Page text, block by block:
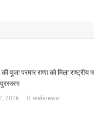
पूजा परमार राणा को मिला राष्ट्रीय
2026 webnews